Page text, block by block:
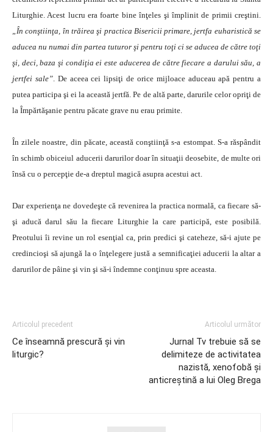
Liturghie. Acest lucru era foarte bine înţeles şi împlinit de primii creştini.
„În conştiinţa, în trăirea şi practica Bisericii primare, jertfa euharistică se
aducea nu numai din partea tuturor şi pentru toţi ci se aducea de către toţi
şi, deci, baza şi condiţia ei este aducerea de către fiecare a darului său, a
jertfei sale”. De aceea cei lipsiţi de orice mijloace aduceau apă pentru a
putea participa şi ei la această jertfă. Pe de altă parte, darurile celor opriţi de
la Împărtăşanie pentru păcate grave nu erau primite.
În zilele noastre, din păcate, această conştiinţă s-a estompat. S-a răspândit
în schimb obiceiul aducerii darurilor doar în situaţii deosebite, de multe ori
însă cu o percepţie de-a dreptul magică asupra acestui act.
Dar experienţa ne dovedeşte că revenirea la practica normală, ca fiecare să-
şi aducă darul său la fiecare Liturghie la care participă, este posibilă.
Preotului îi revine un rol esenţial ca, prin predici şi cateheze, să-i ajute pe
credincioşi să ajungă la o înţelegere justă a semnificaţiei aducerii la altar a
darurilor de pâine şi vin şi să-i îndemne conţinuu spre aceasta.
Articolul precedent
Ce înseamnă prescură și vin
liturgic?
Articolul următor
Jurnal Tv trebuie să se
delimiteze de activitatea
nazistă, xenofobă și
anticreștină a lui Oleg Brega